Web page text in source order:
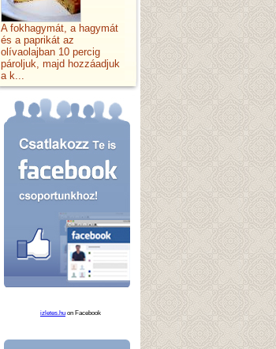
A fokhagymát, a hagymát
és a paprikát az
olívaolajban 10 percig
pároljuk, majd hozzáadjuk
a k...
izletes.hu on Facebook